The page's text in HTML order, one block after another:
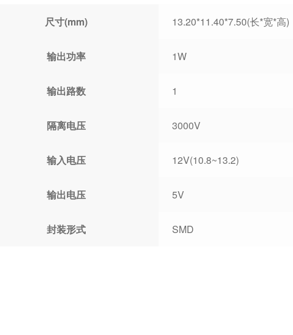
尺寸(mm) 13.20*11.40*7.50(长*宽*高)
输出功率 1W
输出路数 1
隔离电压 3000V
输入电压 12V(10.8~13.2)
输出电压 5V
封装形式 SMD